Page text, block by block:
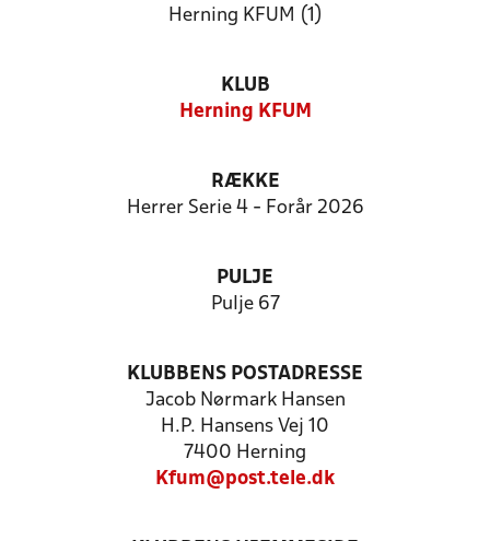
Herning KFUM (1)
KLUB
Herning KFUM
RÆKKE
Herrer Serie 4 - Forår 2026
PULJE
Pulje 67
KLUBBENS POSTADRESSE
Jacob Nørmark Hansen
H.P. Hansens Vej 10
7400 Herning
Kfum@post.tele.dk